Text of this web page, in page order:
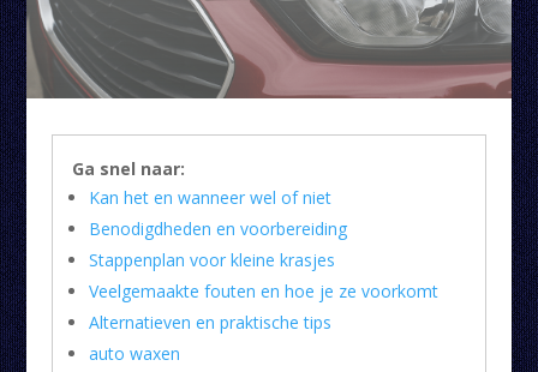
Ga snel naar:
Kan het en wanneer wel of niet
Benodigdheden en voorbereiding
Stappenplan voor kleine krasjes
Veelgemaakte fouten en hoe je ze voorkomt
Alternatieven en praktische tips
auto waxen